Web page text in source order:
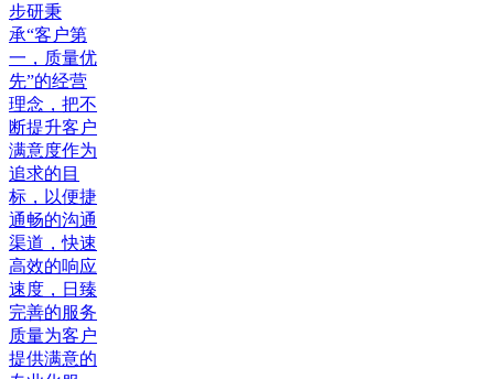
步研秉
承“客户第
一，质量优
先”的经营
理念，把不
断提升客户
满意度作为
追求的目
标，以便捷
通畅的沟通
渠道，快速
高效的响应
速度，日臻
完善的服务
质量为客户
提供满意的